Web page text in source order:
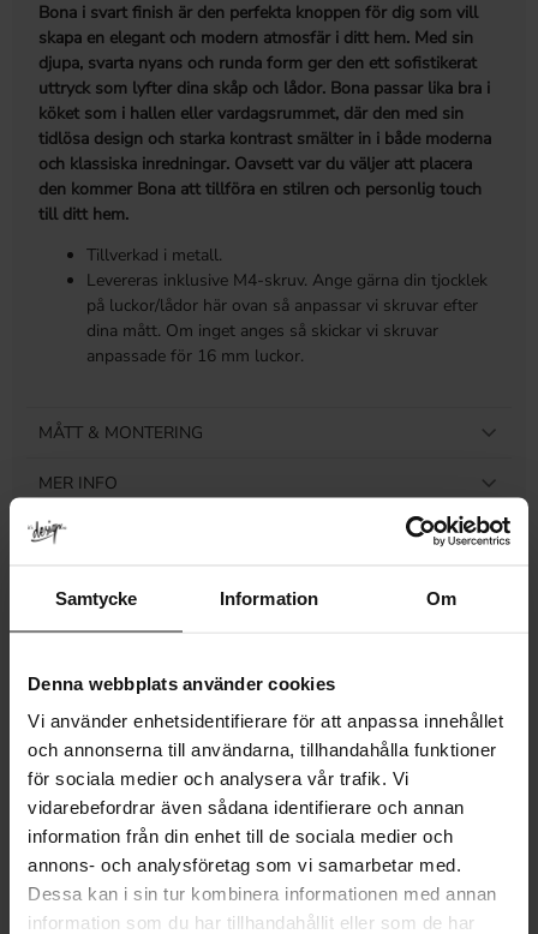
Samtycke Information Om
Denna webbplats använder cookies
Vi använder enhetsidentifierare för att anpassa innehållet
och annonserna till användarna, tillhandahålla funktioner
för sociala medier och analysera vår trafik. Vi
vidarebefordrar även sådana identifierare och annan
information från din enhet till de sociala medier och
annons- och analysföretag som vi samarbetar med.
Dessa kan i sin tur kombinera informationen med annan
information som du har tillhandahållit eller som de har
Bona i svart finish är den perfekta knoppen för dig som vill
skapa en elegant och modern atmosfär i ditt hem. Med sin
djupa, svarta nyans och runda form ger den ett sofistikerat
uttryck som lyfter dina skåp och lådor. Bona passar lika bra i
köket som i hallen eller vardagsrummet, där den med sin
tidlösa design och starka kontrast smälter in i både moderna
och klassiska inredningar. Oavsett var du väljer att placera
den kommer Bona att tillföra en stilren och personlig touch
till ditt hem.
Tillverkad i metall.
Levereras inklusive M4-skruv. Ange gärna din tjocklek
på luckor/lådor här ovan så anpassar vi skruvar efter
dina mått. Om inget anges så skickar vi skruvar
anpassade för 16 mm luckor.
MÅTT & MONTERING
MER INFO
LEVERANS & RETUR
Relaterade produkter